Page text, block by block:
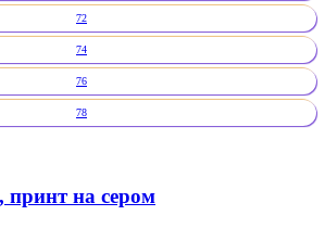
72
74
76
78
принт на сером